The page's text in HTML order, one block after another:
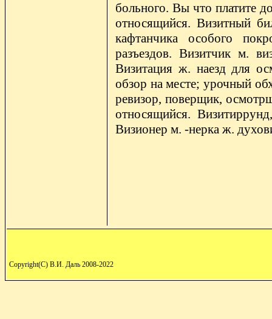
больного. Вы что платите
относящийся. Визитный
кафтанчика особого
разъездов. Визитчик м.
Визитация ж. наезд для
обзор на месте; урочный
ревизор, поверщик,
относящийся.
Визионер м. -нерка ж.
Copyright(C) В.И. Даль 2008-2022